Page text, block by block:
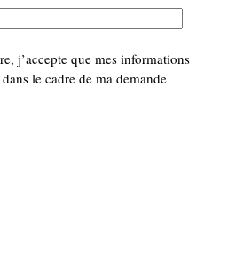
j’accepte que mes informations
le cadre de ma demande